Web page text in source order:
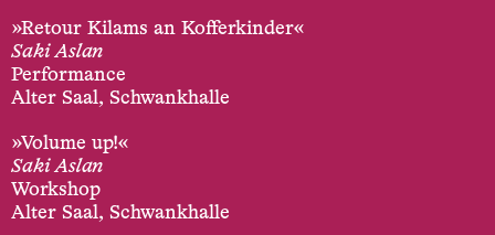
»Retour Kilams an Kofferkinder«
Saki Aslan
Performance
Alter Saal, Schwankhalle
»Volume up!«
Saki Aslan
Workshop
Alter Saal, Schwankhalle